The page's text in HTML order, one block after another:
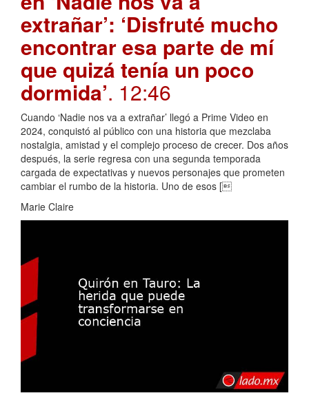
extrañar’: ‘Disfruté mucho
encontrar esa parte de mí
que quizá tenía un poco
dormida’. 12:46
Cuando ‘Nadie nos va a extrañar’ llegó a Prime Video en
2024, conquistó al público con una historia que mezclaba
nostalgia, amistad y el complejo proceso de crecer. Dos años
después, la serie regresa con una segunda temporada
cargada de expectativas y nuevos personajes que prometen
cambiar el rumbo de la historia. Uno de esos [
Marie Claire